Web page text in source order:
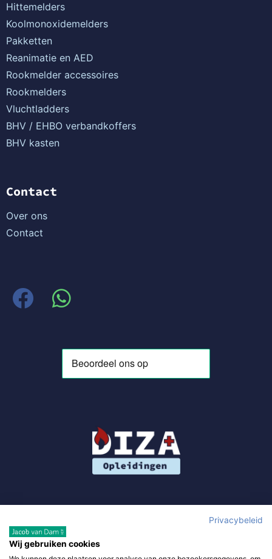
Hittemelders
Koolmonoxidemelders
Pakketten
Reanimatie en AED
Rookmelder accessoires
Rookmelders
Vluchtladders
BHV / EHBO verbandkoffers
BHV kasten
Contact
Over ons
Contact
Privacybeleid
Wij gebruiken cookies